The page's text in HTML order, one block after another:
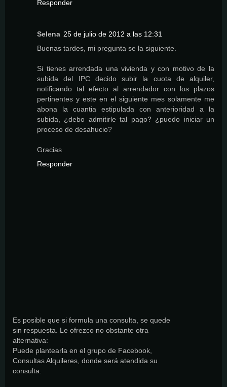
Responder
Selena 25 de julio de 2012 a las 12:31
Buenas tardes, mi pregunta se la siguiente.
Si tienes arrendada una vivienda y con motivo de la
subida del IPC decido subir la cuota de alquiler,
notificando tal efecto al arrendador con los plazos
pertinentes y este en el siguiente mes solamente me
abona la cuantia estipulada con anterioridad a la
subida, ¿debo admitirle tal pago? ¿puedo iniciar un
proceso de desahucio?
Gracias
Responder
Es posible que si formula una consulta, se quede
sin respuesta. Le ofrezco no obstante otra
alternativa:
Puede plantearla en el grupo de Facebook,
Consultas Alquileres, donde será atendida su
consulta.